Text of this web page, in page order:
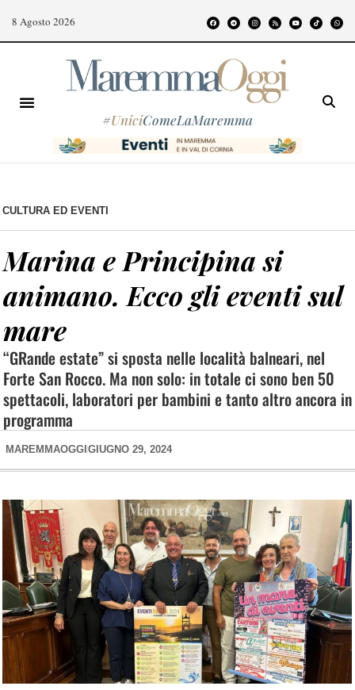
8 Agosto 2026
#UniciComeLaMaremma
CULTURA ED EVENTI
Marina e Principina si
animano. Ecco gli eventi sul
mare
“GRande estate” si sposta nelle località balneari, nel
Forte San Rocco. Ma non solo: in totale ci sono ben 50
spettacoli, laboratori per bambini e tanto altro ancora in
programma
MAREMMAOGGI GIUGNO 29, 2024